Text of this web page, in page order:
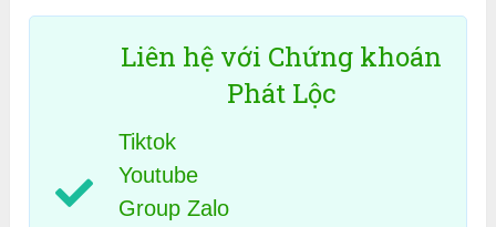
Liên hệ với Chứng khoán
Phát Lộc
Tiktok
Youtube
Group Zalo